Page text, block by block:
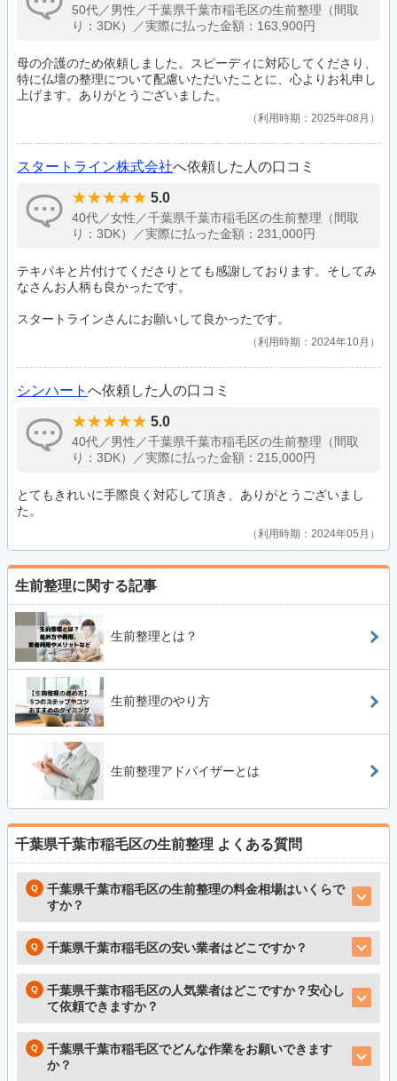
50代／男性／千葉県千葉市稲毛区の生前整理（間取
り：3DK）／実際に払った金額：163,900円
母の介護のため依頼しました。スピーディに対応してくださり、
特に仏壇の整理について配慮いただいたことに、心よりお礼申し
上げます。ありがとうございました。
利用時期：2025年08月
スタートライン株式会社へ依頼した人の口コミ
5.0
40代／女性／千葉県千葉市稲毛区の生前整理（間取
り：3DK）／実際に払った金額：231,000円
テキパキと片付けてくださりとても感謝しております。そしてみ
なさんお人柄も良かったです。
スタートラインさんにお願いして良かったです。
利用時期：2024年10月
シンハート へ依頼した人の口コミ
5.0
40代／男性／千葉県千葉市稲毛区の生前整理（間取
り：3DK）／実際に払った金額：215,000円
とてもきれいに手際良く対応して頂き、ありがとうございまし
た。
利用時期：2024年05月
生前整理に関する記事
生前整理とは？
生前整理のやり方
生前整理アドバイザーとは
千葉県千葉市稲毛区の生前整理 よくある質問
千葉県千葉市稲毛区の生前整理の料金相場はいくらで
すか？
千葉県千葉市稲毛区の安い業者はどこですか？
千葉県千葉市稲毛区の人気業者はどこですか？安心し
て依頼できますか？
千葉県千葉市稲毛区でどんな作業をお願いできます
か？